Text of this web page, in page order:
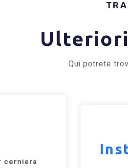
Qui potrete
cerniera